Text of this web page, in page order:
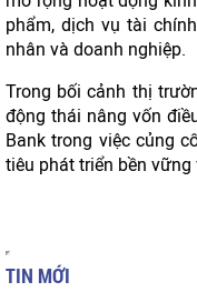
phẩm, dịch vụ tài
nhân và doanh nghiệp.
Trong bối cảnh thị
động thái nâng vốn
Bank trong việc củng
tiêu phát triển bền vững
TIN MỚI